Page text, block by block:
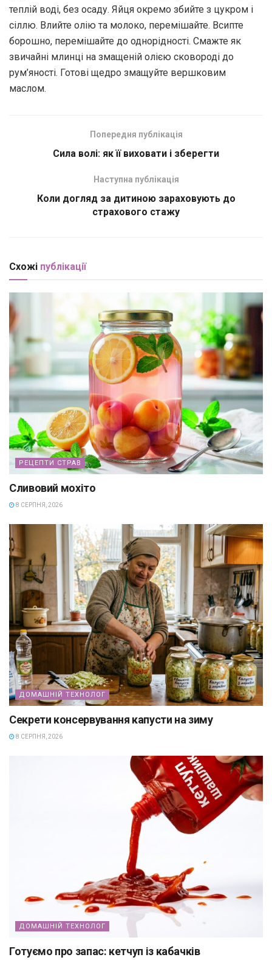
теплій воді, без осаду. Яйця окремо збийте з цукром і
сіллю. Влийте олію та молоко, перемішайте. Всипте
борошно, перемішайте до однорідності. Смажте як
звичайні млинці на змащеній олією сковороді до
рум’яності. Готові щедро змащуйте вершковим
маслом.
Попередня публікація
Сила волі: як її виховати і зберегти
Наступна публікація
Коли догляд за дитиною зараховують до
страхового стажу
Схожі публікації
РЕЦЕПТИ СТРАВ
Сливовий мохіто
8 СЕРПНЯ, 2026
ДОМАШНІЙ ТЕХНОЛОГ
Секрети консервування капусти на зиму
8 СЕРПНЯ, 2026
ДОМАШНІЙ ТЕХНОЛОГ
Готуємо про запас: кетчуп із кабачків